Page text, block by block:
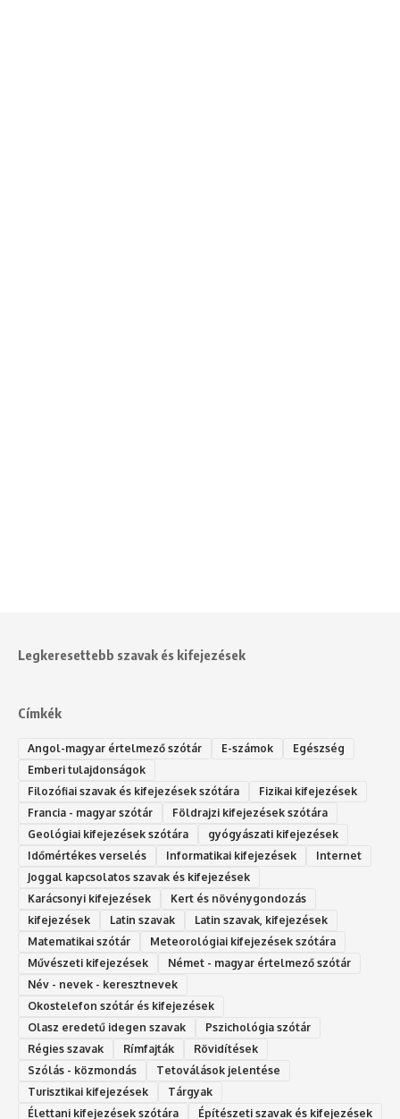
Legkeresettebb szavak és kifejezések
Címkék
Angol-magyar értelmező szótár E-számok
Egészség
Emberi tulajdonságok
Filozófiai szavak és kifejezések szótára
Fizikai kifejezések
Francia - magyar szótár
Földrajzi kifejezések szótára
Geológiai kifejezések szótára
gyógyászati kifejezések
Időmértékes verselés
Informatikai kifejezések
Internet
Joggal kapcsolatos szavak és kifejezések
Karácsonyi kifejezések
Kert és növénygondozás
kifejezések
Latin szavak
Latin szavak, kifejezések
Matematikai szótár
Meteorológiai kifejezések szótára
Művészeti kifejezések
Német - magyar értelmező szótár
Név - nevek - keresztnevek
Okostelefon szótár és kifejezések
Olasz eredetű idegen szavak
Ps‮gólohciz‬ia s‮átóz‬r
Régies szavak
Rímfajták
Rövidítések
Szólás - közmondás
Tetoválások jelentése
Turisztikai kifejezések
Tárgyak
Élettani kifejezések szótára
Építészeti szavak és kifejezések